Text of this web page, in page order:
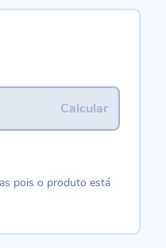
Calcular
pois o produto está